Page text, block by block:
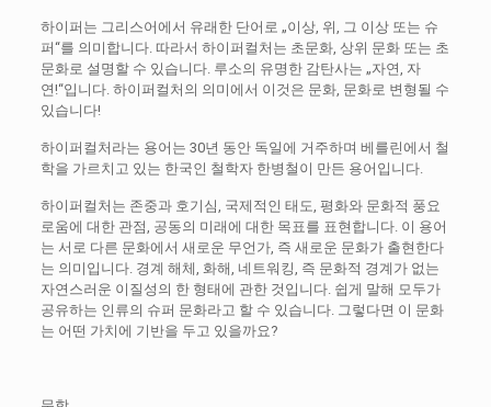
하이퍼는 그리스어에서 유래한 단어로 „이상, 위, 그 이상 또는 슈
퍼“를 의미합니다. 따라서 하이퍼컬처는 초문화, 상위 문화 또는 초
문화로 설명할 수 있습니다. 루소의 유명한 감탄사는 „자연, 자
연!“입니다. 하이퍼컬처의 의미에서 이것은 문화, 문화로 변형될 수
있습니다!
하이퍼컬처라는 용어는 30년 동안 독일에 거주하며 베를린에서 철
학을 가르치고 있는 한국인 철학자 한병철이 만든 용어입니다.
하이퍼컬처는 존중과 호기심, 국제적인 태도, 평화와 문화적 풍요
로움에 대한 관점, 공동의 미래에 대한 목표를 표현합니다. 이 용어
는 서로 다른 문화에서 새로운 무언가, 즉 새로운 문화가 출현한다
는 의미입니다. 경계 해체, 화해, 네트워킹, 즉 문화적 경계가 없는
자연스러운 이질성의 한 형태에 관한 것입니다. 쉽게 말해 모두가
공유하는 인류의 슈퍼 문화라고 할 수 있습니다. 그렇다면 이 문화
는 어떤 가치에 기반을 두고 있을까요?